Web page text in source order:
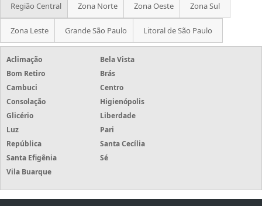
Região Central Zona Norte Zona Oeste Zona Sul
Zona Leste Grande São Paulo Litoral de São Paulo
Aclimação
Bela Vista
Bom Retiro
Brás
Cambuci
Centro
Consolação
Higienópolis
Glicério
Liberdade
Luz
Pari
República
Santa Cecília
Santa Efigênia
Sé
Vila Buarque